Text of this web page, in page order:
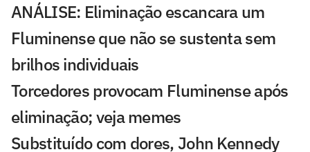
ANÁLISE: Eliminação escancara um
Fluminense que não se sustenta sem
brilhos individuais
Torcedores provocam Fluminense após
eliminação; veja memes
Substituído com dores, John Kennedy